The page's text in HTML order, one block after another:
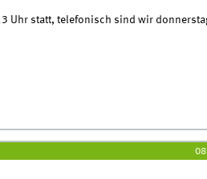
Uhr statt, telefonisch sind wir